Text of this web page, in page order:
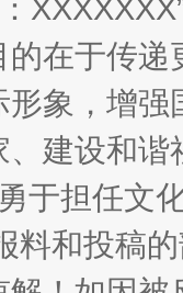
的在于传
象，增
建设和
于担任文
料和投稿